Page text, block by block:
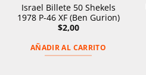
Israel Billete 50 Shekels
1978 P-46 XF (Ben Gurion)
$2,00
AÑADIR AL CARRITO